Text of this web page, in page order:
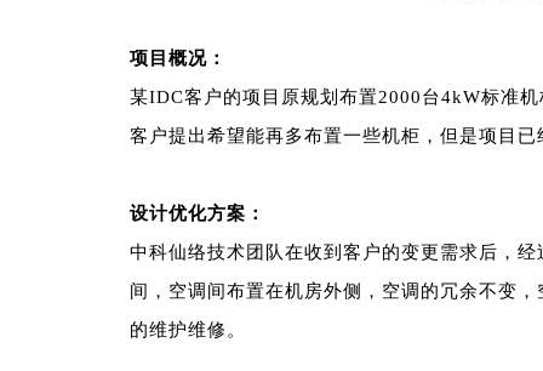
项目概况：
某IDC客户的项目原规划布置2000台4kW标准
客户提出希望能再多布置一些机柜，但是项目
设计优化方案：
中科仙络技术团队在收到客户的变更需求后，
间，空调间布置在机房外侧，空调的冗余不变
的维护维修。